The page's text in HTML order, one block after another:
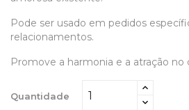
Pode ser usado em pedidos
relacionamentos.
Promove a harmonia e a atração no
Quantidade